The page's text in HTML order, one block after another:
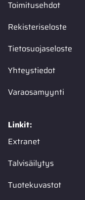
Toimitusehdot
Rekisteriseloste
Tietosuojaseloste
Yhteystiedot
Varaosamyynti
Linkit:
Extranet
Talvisäilytys
Tuotekuvastot